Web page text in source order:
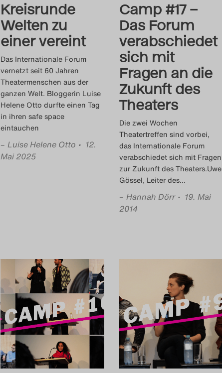
Kreisrunde
Welten zu
einer vereint
Das Internationale Forum
vernetzt seit 60 Jahren
Theatermenschen aus der
ganzen Welt. Bloggerin Luise
Helene Otto durfte einen Tag
in ihren safe space
eintauchen
– Luise Helene Otto • 12.
Mai 2025
Camp #17 –
Das Forum
verabschiedet
sich mit
Fragen an die
Zukunft des
Theaters
Die zwei Wochen
Theatertreffen sind vorbei,
das Internationale Forum
verabschiedet sich mit Fragen
zur Zukunft des Theaters.Uwe
Gössel, Leiter des…
– Hannah Dörr • 19. Mai
2014